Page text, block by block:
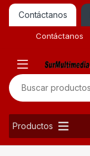
Contáctanos
Contáctanos
Buscar por:
Productos